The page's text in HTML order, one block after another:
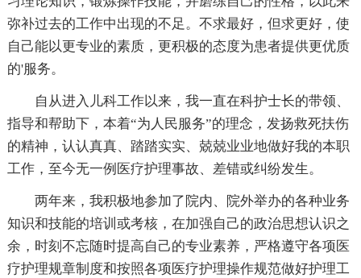
弥补过去的工作中出现的不足。不求最好，但求更好，使
自己能以更专业的素质，更积极的态度为患者提供更优质
的'服务。
自从进入儿科工作以来，我一直在科护士长的带领、
指导和帮助下，本着“为人民服务”的理念，发扬救死扶伤
的精神，认认真真、踏踏实实、兢兢业业地做好我的本职
工作，至今无一例医疗护理事故、差错或纠纷发生。
两年来，我积极地参加了院内、院外举办的各种业务
知识和技能的培训或考核，在加强自己的政治思想认识之
余，时刻不忘随时提高自己的专业素养，严格遵守各项医
疗护理规章制度和按照各项医疗护理操作规范做好护理工